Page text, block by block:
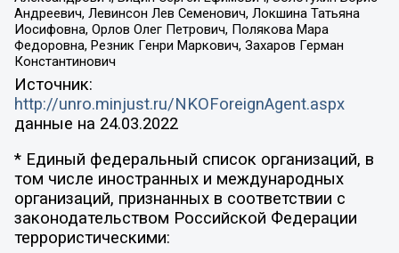
Андреевич, Левинсон Лев Семенович, Локшина Татьяна
Иосифовна, Орлов Олег Петрович, Полякова Мара
Федоровна, Резник Генри Маркович, Захаров Герман
Константинович
Источник:
http://unro.minjust.ru/NKOForeignAgent.aspx
данные на 24.03.2022
* Единый федеральный список организаций, в
том числе иностранных и международных
организаций, признанных в соответствии с
законодательством Российской Федерации
террористическими: